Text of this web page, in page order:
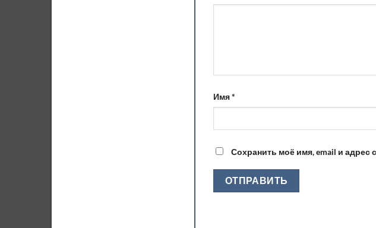
Имя*
Сохранить моё имя, email и